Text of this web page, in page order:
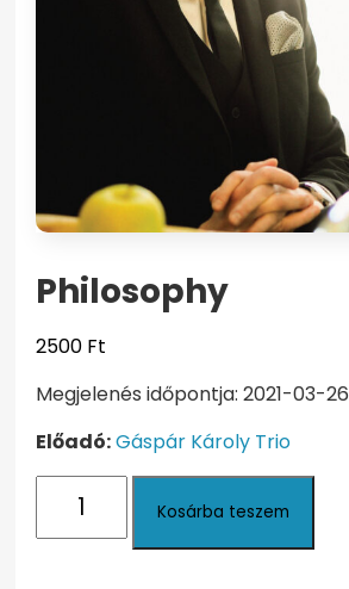
Philosophy
2500 Ft
Megjelenés időpontja: 2021-03-26
Előadó:Gáspár Károly Trio
mennyiség
Kosárba teszem